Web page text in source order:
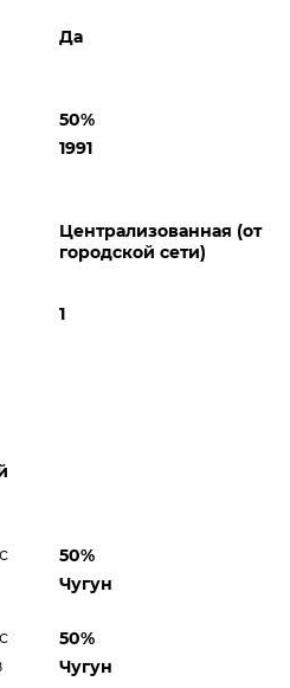
Да
50%
1991
Централизованная (от
городской сети)
1
50%
Чугун
50%
Чугун